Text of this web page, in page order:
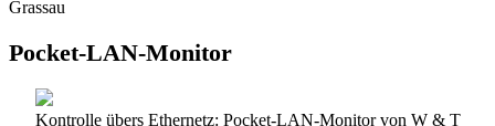
Grassau
Pocket-LAN-Monitor
Kontrolle übers Ethernetz: Pocket-LAN-Monitor von W & T